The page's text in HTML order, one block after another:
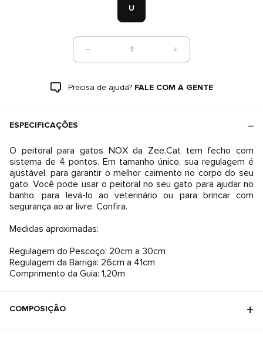
U
1
Precisa de ajuda? FALE COM A GENTE
ESPECIFICAÇÕES
O peitoral para gatos NOX da Zee.Cat tem fecho com
sistema de 4 pontos. Em tamanho único, sua regulagem é
ajustável, para garantir o melhor caimento no corpo do seu
gato. Você pode usar o peitoral no seu gato para ajudar no
banho, para levá-lo ao veterinário ou para brincar com
segurança ao ar livre. Confira.
Medidas aproximadas:
Regulagem do Pescoço: 20cm a 30cm
Regulagem da Barriga: 26cm a 41cm
COMPOSIÇÃO